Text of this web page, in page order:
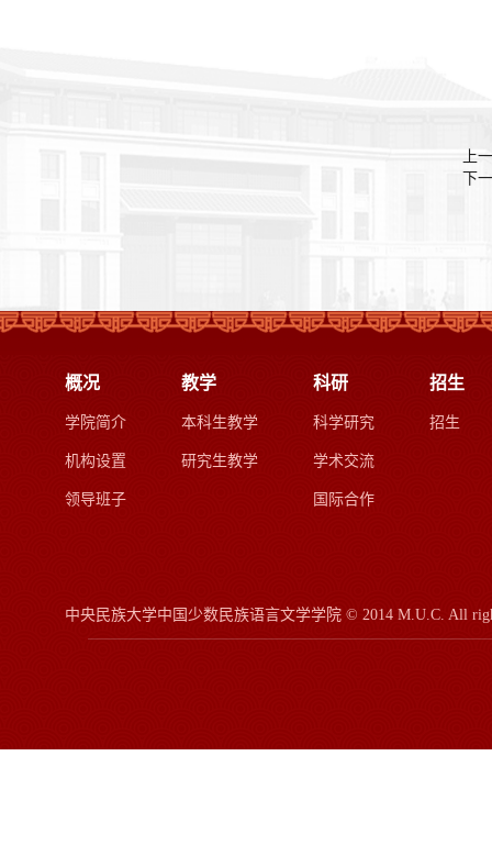
上
下
概况
学院简介
机构设置
领导班子
教学
本科生教学
研究生教学
科研
科学研究
学术交流
国际合作
招生
招生
中央民族大学中国少数民族语言文学学院 © 2014